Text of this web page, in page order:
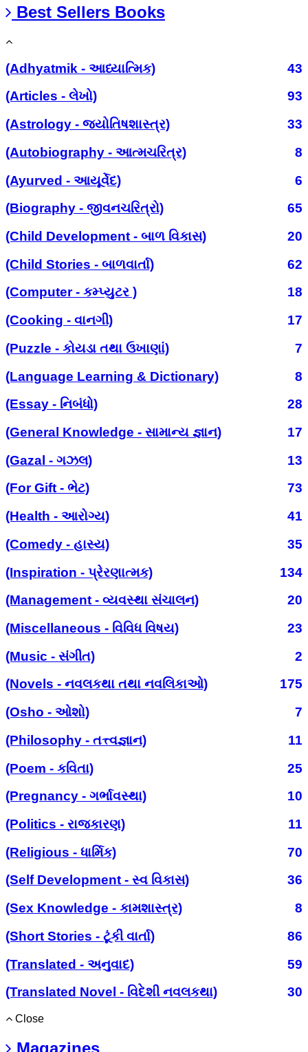
Best Sellers Books
(Adhyatmik - આધ્યાત્મિક)
43
(Articles - લેખો)
93
(Astrology - જ્યોતિષશાસ્ત્ર)
33
(Autobiography - આત્મચરિત્ર)
8
(Ayurved - આયૂર્વેદ)
6
(Biography - જીવનચરિત્રો)
65
(Child Development - બાળ વિકાસ)
20
(Child Stories - બાળવાર્તા)
62
(Computer - કમ્પ્યુટર )
18
(Cooking - વાનગી)
17
(Puzzle - કોયડા તથા ઉખાણાં)
7
(Language Learning & Dictionary)
8
(Essay - નિબંધો)
28
(General Knowledge - સામાન્ય જ્ઞાન)
17
(Gazal - ગઝલ)
13
(For Gift - ભેટ)
73
(Health - આરોગ્ય)
41
(Comedy - હાસ્ય)
35
(Inspiration - પ્રેરણાત્મક)
134
(Management - વ્યવસ્થા સંચાલન)
20
(Miscellaneous - વિવિધ વિષય)
23
(Music - સંગીત)
2
(Novels - નવલકથા તથા નવલિકાઓ)
175
(Osho - ઓશો)
7
(Philosophy - તત્ત્વજ્ઞાન)
11
(Poem - કવિતા)
25
(Pregnancy - ગર્ભાવસ્થા)
10
(Politics - રાજકારણ)
11
(Religious - ધાર્મિક)
70
(Self Development - સ્વ વિકાસ)
36
(Sex Knowledge - કામશાસ્ત્ર)
8
(Short Stories - ટૂંકી વાર્તા)
86
(Translated - અનુવાદ)
59
(Translated Novel - વિદેશી નવલકથા)
30
Close
Magazines